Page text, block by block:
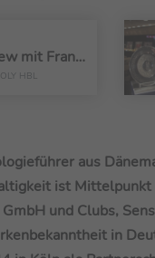
Interview mit Frank Bohmann
HBL
aus
ist
und Clubs,
in